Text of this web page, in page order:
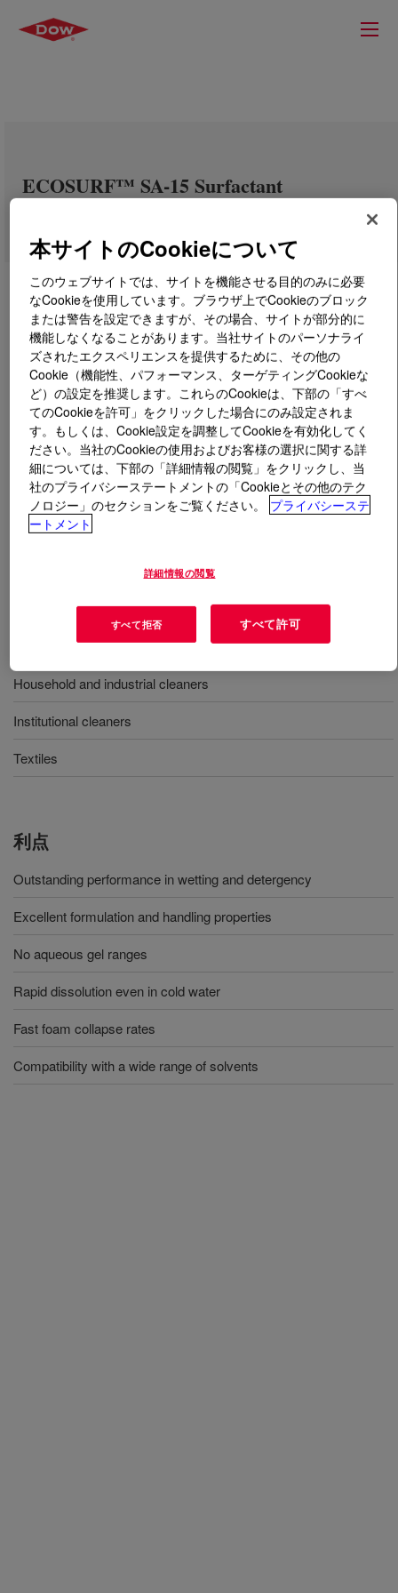
ECOSURF™ SA-15 Surfactant
とは ECOSURF™ SA-15 Surfactant?
A water soluble, biodegradable seed oil surfactant with
low odor used in applications such as paints and
coatings, pulp and paper, agrochemicals, hard surface
Paints and coatings
Household and industrial cleaners
Institutional cleaners
Textiles
利点
Outstanding performance in wetting and detergency
Excellent formulation and handling properties
No aqueous gel ranges
Rapid dissolution even in cold water
Fast foam collapse rates
Compatibility with a wide range of solvents
本サイトのCookieについて
このウェブサイトでは、サイトを機能させる目的のみに必要
なCookieを使用しています。ブラウザ上でCookieのブロック
または警告を設定できますが、その場合、サイトが部分的に
機能しなくなることがあります。当社サイトのパーソナライ
ズされたエクスペリエンスを提供するために、その他の
Cookie（機能性、パフォーマンス、ターゲティングCookieな
ど）の設定を推奨します。これらのCookieは、下部の「すべ
てのCookieを許可」をクリックした場合にのみ設定されま
す。もしくは、Cookie設定を調整してCookieを有効化してく
ださい。当社のCookieの使用およびお客様の選択に関する詳
細については、下部の「詳細情報の閲覧」をクリックし、当
社のプライバシーステートメントの「Cookieとその他のテク
ノロジー」のセクションをご覧ください。
プライバシーステ
ートメント
詳細情報の閲覧
すべて拒否 すべて許可